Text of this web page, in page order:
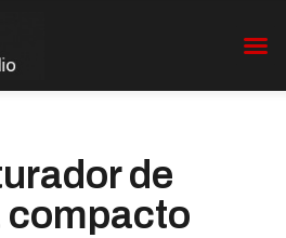
de
compacto